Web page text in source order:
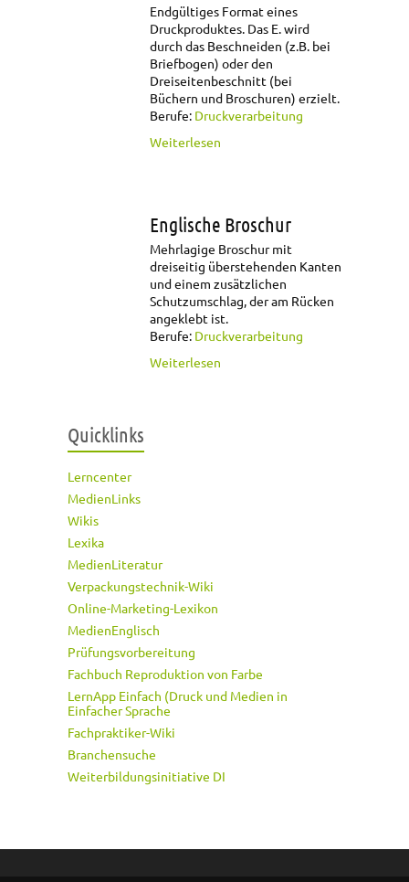
Endgültiges Format eines
Druckproduktes. Das E. wird
durch das Beschneiden (z.B. bei
Briefbogen) oder den
Dreiseitenbeschnitt (bei
Büchern und Broschuren) erzielt.
Berufe: Druckverarbeitung
Weiterlesen
Englische Broschur
Mehrlagige Broschur mit
dreiseitig überstehenden Kanten
und einem zusätzlichen
Schutzumschlag, der am Rücken
angeklebt ist.
Berufe: Druckverarbeitung
Weiterlesen
Quicklinks
Lerncenter
MedienLinks
Wikis
Lexika
MedienLiteratur
Verpackungstechnik-Wiki
Online-Marketing-Lexikon
MedienEnglisch
Prüfungsvorbereitung
Fachbuch Reproduktion von Farbe
LernApp Einfach (Druck und Medien in
Einfacher Sprache
Fachpraktiker-Wiki
Branchensuche
Weiterbildungsinitiative DI